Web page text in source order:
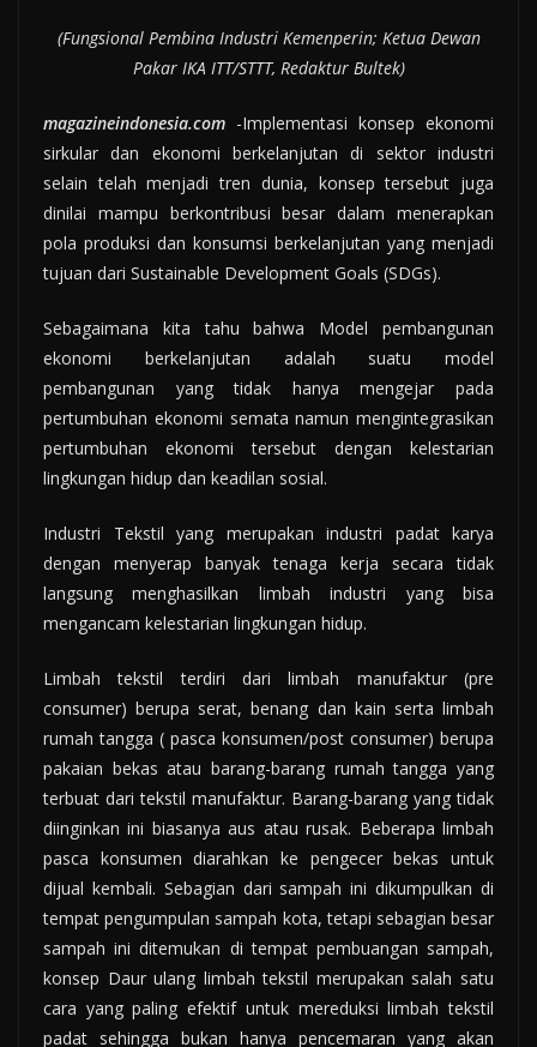
(Fungsional Pembina Industri Kemenperin; Ketua Dewan
Pakar IKA ITT/STTT, Redaktur Bultek)
magazineindonesia.com -Implementasi konsep ekonomi
sirkular dan ekonomi berkelanjutan di sektor industri
selain telah menjadi tren dunia, konsep tersebut juga
dinilai mampu berkontribusi besar dalam menerapkan
pola produksi dan konsumsi berkelanjutan yang menjadi
tujuan dari Sustainable Development Goals (SDGs).
Sebagaimana kita tahu bahwa Model pembangunan
ekonomi berkelanjutan adalah suatu model
pembangunan yang tidak hanya mengejar pada
pertumbuhan ekonomi semata namun mengintegrasikan
pertumbuhan ekonomi tersebut dengan kelestarian
lingkungan hidup dan keadilan sosial.
Industri Tekstil yang merupakan industri padat karya
dengan menyerap banyak tenaga kerja secara tidak
langsung menghasilkan limbah industri yang bisa
mengancam kelestarian lingkungan hidup.
Limbah tekstil terdiri dari limbah manufaktur (pre
consumer) berupa serat, benang dan kain serta limbah
rumah tangga ( pasca konsumen/post consumer) berupa
pakaian bekas atau barang-barang rumah tangga yang
terbuat dari tekstil manufaktur. Barang-barang yang tidak
diinginkan ini biasanya aus atau rusak. Beberapa limbah
pasca konsumen diarahkan ke pengecer bekas untuk
dijual kembali. Sebagian dari sampah ini dikumpulkan di
tempat pengumpulan sampah kota, tetapi sebagian besar
sampah ini ditemukan di tempat pembuangan sampah,
konsep Daur ulang limbah tekstil merupakan salah satu
cara yang paling efektif untuk mereduksi limbah tekstil
padat sehingga bukan hanya pencemaran yang akan